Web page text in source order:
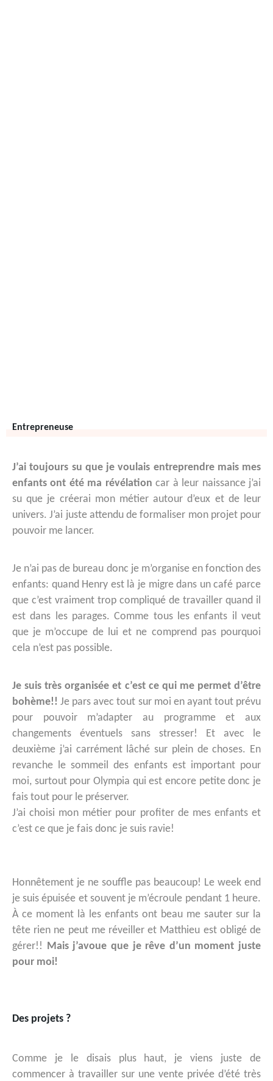
Entrepreneuse
J’ai toujours su que je voulais entreprendre mais mes
enfants ont été ma révélation car à leur naissance j’ai
su que je créerai mon métier autour d’eux et de leur
univers. J’ai juste attendu de formaliser mon projet pour
pouvoir me lancer.
Je n’ai pas de bureau donc je m’organise en fonction des
enfants: quand Henry est là je migre dans un café parce
que c’est vraiment trop compliqué de travailler quand il
est dans les parages. Comme tous les enfants il veut
que je m’occupe de lui et ne comprend pas pourquoi
cela n’est pas possible.
Je suis très organisée et c’est ce qui me permet d’être
bohème!! Je pars avec tout sur moi en ayant tout prévu
pour pouvoir m’adapter au programme et aux
changements éventuels sans stresser! Et avec le
deuxième j’ai carrément lâché sur plein de choses. En
revanche le sommeil des enfants est important pour
moi, surtout pour Olympia qui est encore petite donc je
fais tout pour le préserver.
J’ai choisi mon métier pour profiter de mes enfants et
c’est ce que je fais donc je suis ravie!
Honnêtement je ne souffle pas beaucoup! Le week end
je suis épuisée et souvent je m’écroule pendant 1 heure.
À ce moment là les enfants ont beau me sauter sur la
tête rien ne peut me réveiller et Matthieu est obligé de
gérer!! Mais j’avoue que je rêve d’un moment juste
pour moi!
Des projets ?
Comme je le disais plus haut, je viens juste de
commencer à travailler sur une vente privée d’été très